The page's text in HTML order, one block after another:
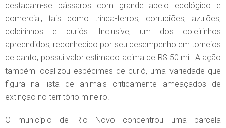
destacam-se pássaros com grande apelo ecológico e
comercial, tais como trinca-ferros, corrupiões, azulões,
coleirinhos e curiós. Inclusive, um dos coleirinhos
apreendidos, reconhecido por seu desempenho em torneios
de canto, possui valor estimado acima de R$ 50 mil. A ação
também localizou espécimes de curió, uma variedade que
figura na lista de animais criticamente ameaçados de
extinção no território mineiro.
O município de Rio Novo concentrou uma parcela